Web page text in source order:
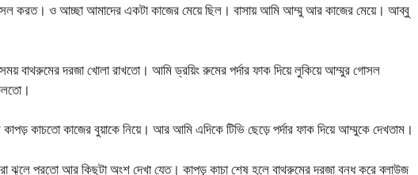
করত। ও আচ্ছা আমাদের একটা কাজের মেয়ে ছিল। বাসায় আমি আম্মু আর কাজের মেয়ে। আব্বু
বাথরুমের দরজা খোলা রাখতো। আমি ড্রয়িং রুমের পর্দার ফাক দিয়ে লুকিয়ে আম্মুর গোসল
কাচতো কাজের বুয়াকে নিয়ে। আর আমি এদিকে টিভি ছেড়ে পর্দার ফাক দিয়ে আম্মুকে দেখতাম।
ঝুলে পরতো আর কিছুটা অংশ দেখা যেত। কাপড় কাচা শেষ হলে বাথরুমের দরজা বন্ধ করে ব্লাউজ